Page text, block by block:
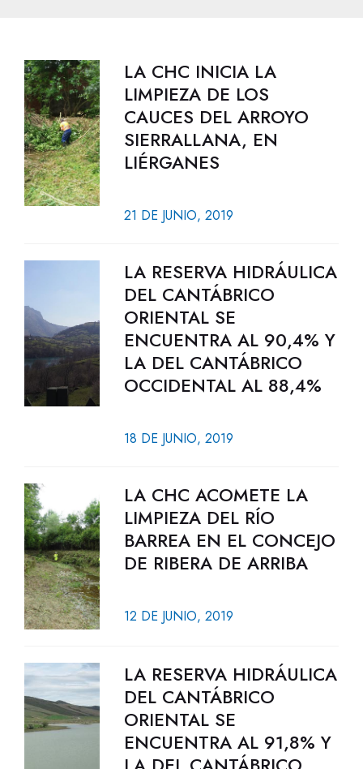
LA CHC INICIA LA
LIMPIEZA DE LOS
CAUCES DEL ARROYO
SIERRALLANA, EN
LIÉRGANES
21 DE JUNIO, 2019
LA RESERVA HIDRÁULICA
DEL CANTÁBRICO
ORIENTAL SE
ENCUENTRA AL 90,4% Y
LA DEL CANTÁBRICO
OCCIDENTAL AL 88,4%
18 DE JUNIO, 2019
LA CHC ACOMETE LA
LIMPIEZA DEL RÍO
BARREA EN EL CONCEJO
DE RIBERA DE ARRIBA
12 DE JUNIO, 2019
LA RESERVA HIDRÁULICA
DEL CANTÁBRICO
ORIENTAL SE
ENCUENTRA AL 91,8% Y